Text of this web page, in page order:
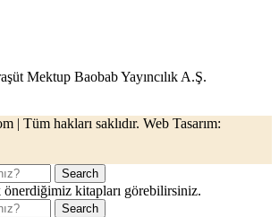
Mektup Baobab Yayıncılık A.Ş.
| Tüm hakları saklıdır. Web Tasarım:
Search
önerdiğimiz kitapları görebilirsiniz.
Search